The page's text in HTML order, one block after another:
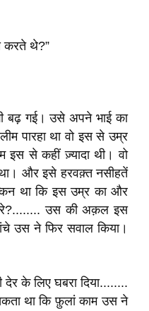
करते थे?”
गई। उसे अपने भाई का
पारहा था वो इस से उम्र
इस से कहीं ज़्यादा थी। वो
और इसे हरवक़्त नसीहतें
था कि इस उम्र का और
उस की अक़ल इस
उस ने फिर सवाल किया।
के लिए घबरा दिया........
था कि फ़ुलां काम उस ने